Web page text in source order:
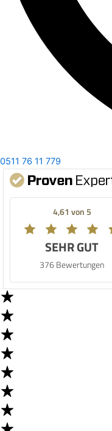
0511 76 11 779
4,61 von 5
SEHR GUT
376 Bewertungen